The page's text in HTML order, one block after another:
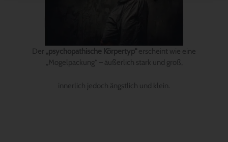
Der „psychopathische Körpertyp“ erscheint wie eine
„Mogelpackung“ – äußerlich stark und groß,
innerlich jedoch ängstlich und klein.